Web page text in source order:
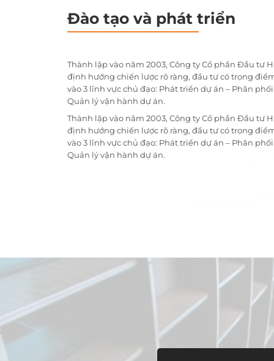
Đào tạo và phát triển
Thành lập vào năm 2003, Công ty Cổ phần Đầu tư
định hướng chiến lược rõ ràng, đầu tư có trọng
vào 3 lĩnh vực chủ đạo: Phát triển dự án – Phân
Quản lý vận hành dự án.
Thành lập vào năm 2003, Công ty Cổ phần Đầu tư
định hướng chiến lược rõ ràng, đầu tư có trọng
vào 3 lĩnh vực chủ đạo: Phát triển dự án – Phân
Quản lý vận hành dự án.